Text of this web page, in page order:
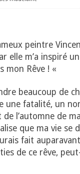
peintre
elle m’a inspiré
mon Rêve ! «
beaucoup de
une fatalité, un
l’automne de
que ma vie se
fait
de ce rêve,